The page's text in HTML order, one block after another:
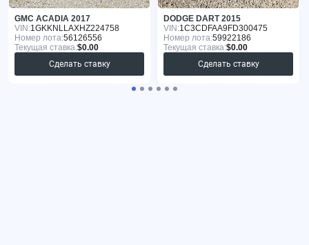
GMC ACADIA 2017
VIN:1GKKNLLAXHZ224758
Номер лота:56126556
Текущая ставка:$0.00
Сделать ставку
DODGE DART 2015
VIN:1C3CDFAA9FD300475
Номер лота:59922186
Текущая ставка:$0.00
Сделать ставку